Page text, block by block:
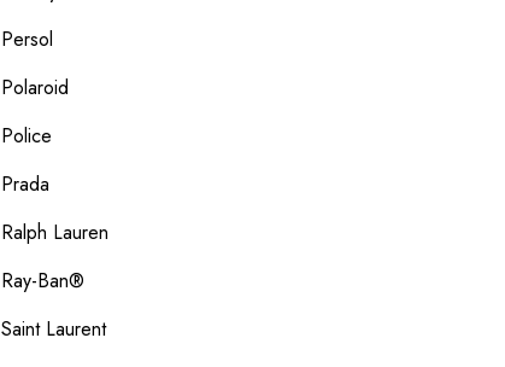
Persol
Polaroid
Police
Prada
Ralph Lauren
Ray-Ban®
Saint Laurent